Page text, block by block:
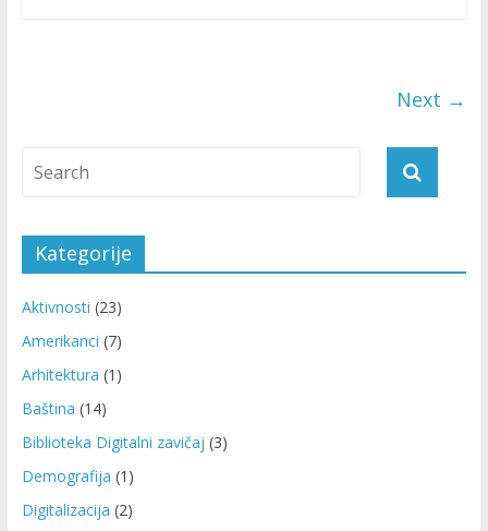
Next →
Kategorije
Aktivnosti (23)
Amerikanci (7)
Arhitektura (1)
Baština (14)
Biblioteka Digitalni zavičaj (3)
Demografija (1)
Digitalizacija (2)